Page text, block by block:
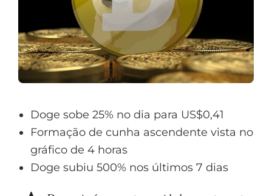
Doge sobe 25% no dia para US$0,41
Formação de cunha ascendente vista no
gráfico de 4 horas
Doge subiu 500% nos últimos 7 dias